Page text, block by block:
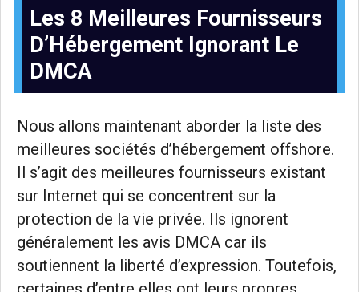
Les 8 Meilleures Fournisseurs
D’Hébergement Ignorant Le
DMCA
Nous allons maintenant aborder la liste des
meilleures sociétés d’hébergement offshore.
Il s’agit des meilleures fournisseurs existant
sur Internet qui se concentrent sur la
protection de la vie privée. Ils ignorent
généralement les avis DMCA car ils
soutiennent la liberté d’expression. Toutefois,